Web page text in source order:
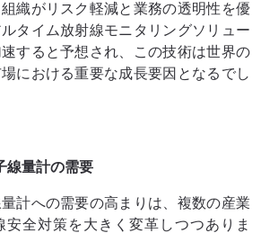
織がリスク軽減と業務の透明性を優
タイム放射線モニタリングソリュー
すると予想され、この技術は世界の
における重要な成長要因となるでし
線量計の需要
計への需要の高まりは、複数の産業
安全対策を大きく変革しつつありま